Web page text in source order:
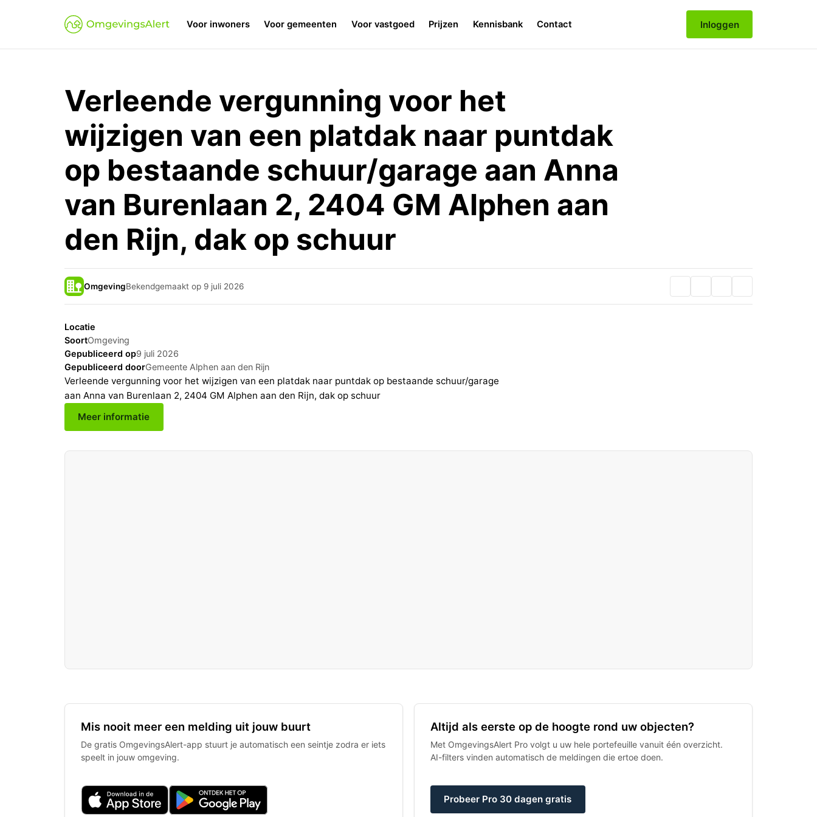
Voor inwoners Voor gemeenten Voor vastgoed Prijzen Kennisbank Contact Inloggen
Verleende vergunning voor het
wijzigen van een platdak naar puntdak
op bestaande schuur/garage aan Anna
van Burenlaan 2, 2404 GM Alphen aan
den Rijn, dak op schuur
OmgevingBekendgemaakt op 9 juli 2026
Locatie
SoortOmgeving
Gepubliceerd op9 juli 2026
Gepubliceerd doorGemeente Alphen aan den Rijn
Verleende vergunning voor het wijzigen van een platdak naar puntdak op bestaande schuur/garage
aan Anna van Burenlaan 2, 2404 GM Alphen aan den Rijn, dak op schuur
Meer informatie
Mis nooit meer een melding uit jouw buurt
De gratis OmgevingsAlert-app stuurt je automatisch een seintje zodra er iets
speelt in jouw omgeving.
Altijd als eerste op de hoogte rond uw objecten?
Met OmgevingsAlert Pro volgt u uw hele portefeuille vanuit één overzicht.
AI-filters vinden automatisch de meldingen die ertoe doen.
Probeer Pro 30 dagen gratis